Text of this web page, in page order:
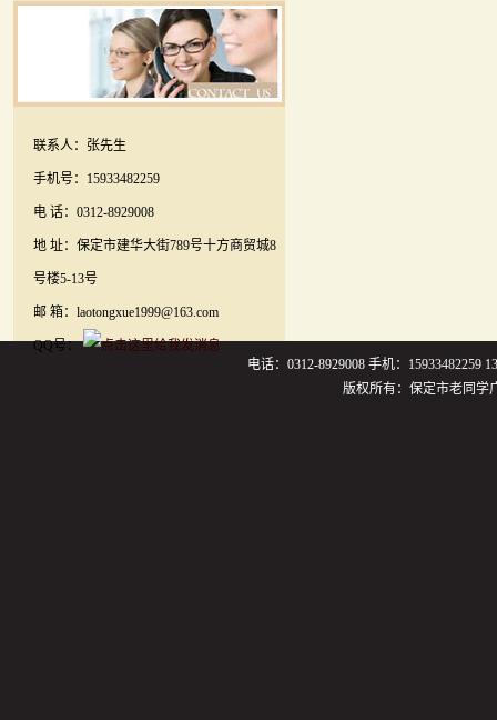
联系人：张先生
手机号：15933482259
电 话：0312-8929008
地 址：保定市建华大街789号十方商贸城8
号楼5-13号
邮 箱：laotongxue1999@163.com
QQ号：
电话：0312-8929008 手机：15933482259
版权所有：保定市老同学